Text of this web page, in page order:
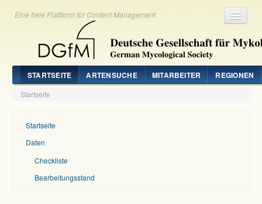
Eine freie Plattform für Content Management
STARTSEITE ARTENSUCHE MITARBEITER REGIONEN
Startseite
Startseite
Daten
Checkliste
Bearbeitungsstand